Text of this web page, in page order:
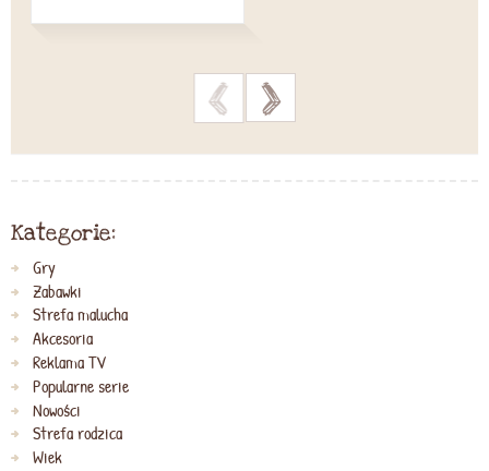
> >
Kategorie:
Gry
Zabawki
Strefa malucha
Akcesoria
Reklama TV
Popularne serie
Nowości
Strefa rodzica
Wiek